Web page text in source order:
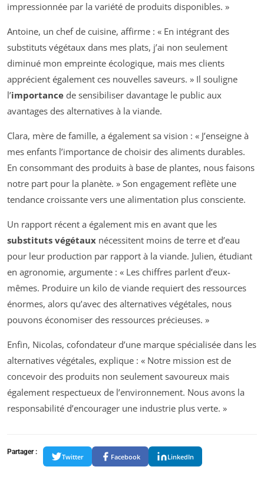
impressionnée par la variété de produits disponibles. »
Antoine, un chef de cuisine, affirme : « En intégrant des
substituts végétaux dans mes plats, j’ai non seulement
diminué mon empreinte écologique, mais mes clients
apprécient également ces nouvelles saveurs. » Il souligne
l’importance de sensibiliser davantage le public aux
avantages des alternatives à la viande.
Clara, mère de famille, a également sa vision : « J’enseigne à
mes enfants l’importance de choisir des aliments durables.
En consommant des produits à base de plantes, nous faisons
notre part pour la planète. » Son engagement reflète une
tendance croissante vers une alimentation plus consciente.
Un rapport récent a également mis en avant que les
substituts végétaux nécessitent moins de terre et d’eau
pour leur production par rapport à la viande. Julien, étudiant
en agronomie, argumente : « Les chiffres parlent d’eux-
mêmes. Produire un kilo de viande requiert des ressources
énormes, alors qu’avec des alternatives végétales, nous
pouvons économiser des ressources précieuses. »
Enfin, Nicolas, cofondateur d’une marque spécialisée dans les
alternatives végétales, explique : « Notre mission est de
concevoir des produits non seulement savoureux mais
également respectueux de l’environnement. Nous avons la
responsabilité d’encourager une industrie plus verte. »
Partager :
Twitter Facebook LinkedIn